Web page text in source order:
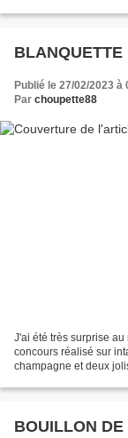
BLANQUETTE
Publié le 27/02/2023 à
Par choupette88
J'ai été très surprise
concours réalisé sur
champagne et deux
BOUILLON